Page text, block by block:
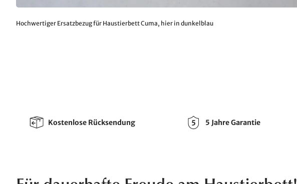
Hochwertiger Ersatzbezug für Haustierbett Cuma, hier in dunkelblau
Kostenlose Rücksendung 5 Jahre Garantie